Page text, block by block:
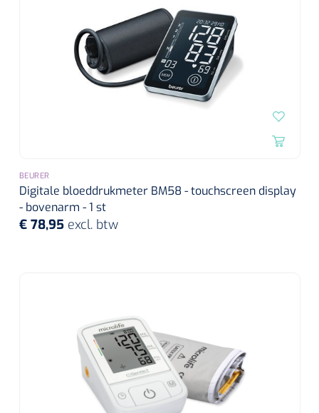
BEURER
Digitale bloeddrukmeter BM58 - touchscreen display
- bovenarm - 1 st
€ 78,95 excl. btw